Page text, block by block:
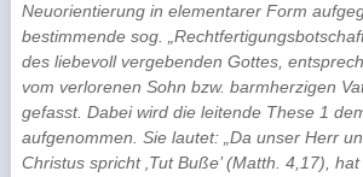
Neuorientierung in elementarer Form
bestimmende sog.
des liebevoll vergebenden Gottes,
vom verlorenen Sohn bzw. barmherzigen
gefasst. Dabei wird die leitende These 1
aufgenommen. Sie lautet: „Da unser Herr
Christus spricht ‚Tut Buße’ (Matth. 4,17),